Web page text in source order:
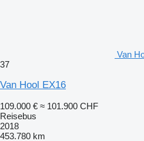
Van
37
Van Hool EX16
109.000 € ≈ 101.900 CHF
Reisebus
2018
453.780 km